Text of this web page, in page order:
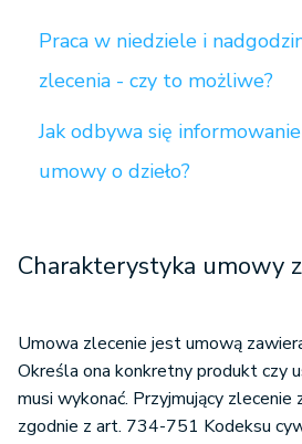
Praca w niedziele i
zlecenia - czy to możliwe?
Jak odbywa się
umowy o dzieło?
Charakterystyka umowy
Umowa zlecenie jest umową
Określa ona konkretny produkt czy
musi wykonać. Przyjmujący zlecenie
zgodnie z art. 734-751 Kodeksu